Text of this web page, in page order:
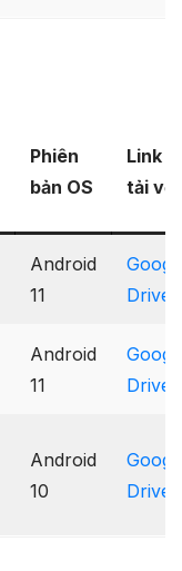
Phiên
bản OS
Link
tải về
Android
11
Drive
Android
11
Drive
Android
10
Drive